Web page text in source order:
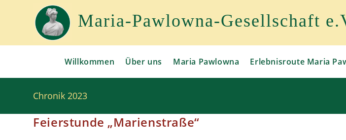
Maria-Pawlowna-Gesellschaft
Willkommen Über uns Maria Pawlowna Erlebnisroute Maria
Chronik 2023
Feierstunde „Marienstraße“